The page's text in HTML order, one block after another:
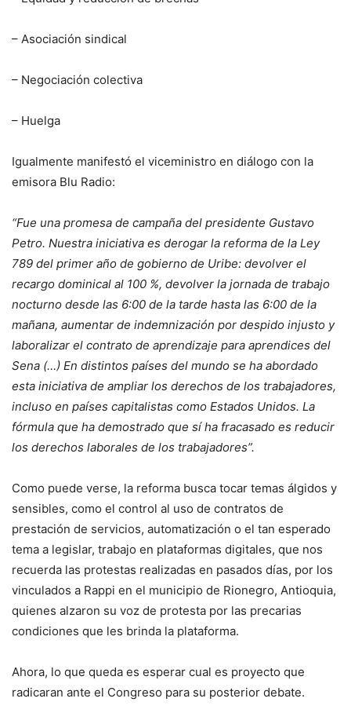
– Asociación sindical
– Negociación colectiva
– Huelga
Igualmente manifestó el viceministro en diálogo con la
emisora Blu Radio:
“Fue una promesa de campaña del presidente Gustavo
Petro. Nuestra iniciativa es derogar la reforma de la Ley
789 del primer año de gobierno de Uribe: devolver el
recargo dominical al 100 %, devolver la jornada de trabajo
nocturno desde las 6:00 de la tarde hasta las 6:00 de la
mañana, aumentar de indemnización por despido injusto y
laboralizar el contrato de aprendizaje para aprendices del
Sena (…) En distintos países del mundo se ha abordado
esta iniciativa de ampliar los derechos de los trabajadores,
incluso en países capitalistas como Estados Unidos. La
fórmula que ha demostrado que sí ha fracasado es reducir
los derechos laborales de los trabajadores”.
Como puede verse, la reforma busca tocar temas álgidos y
sensibles, como el control al uso de contratos de
prestación de servicios, automatización o el tan esperado
tema a legislar, trabajo en plataformas digitales, que nos
recuerda las protestas realizadas en pasados días, por los
vinculados a Rappi en el municipio de Rionegro, Antioquia,
quienes alzaron su voz de protesta por las precarias
condiciones que les brinda la plataforma.
Ahora, lo que queda es esperar cual es proyecto que
radicaran ante el Congreso para su posterior debate.